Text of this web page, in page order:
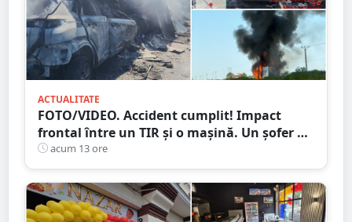
ACTUALITATE
FOTO/VIDEO. Accident cumplit! Impact
frontal între un TIR și o mașină. Un șofer a
murit carbonizat
acum 13 ore